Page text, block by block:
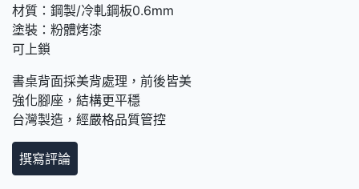
材質：鋼製/冷軋鋼板0.6mm
塗裝：粉體烤漆
可上鎖
書桌背面採美背處理，前後皆美
強化腳座，結構更平穩
台灣製造，經嚴格品質管控
撰寫評論